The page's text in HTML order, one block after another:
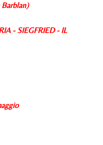
- SIEGFRIED - IL